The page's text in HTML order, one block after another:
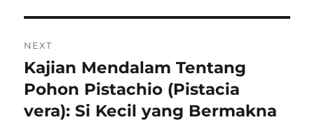
NEXT
Next
post:
Kajian Mendalam Tentang
Pohon Pistachio (Pistacia
vera): Si Kecil yang Bermakna